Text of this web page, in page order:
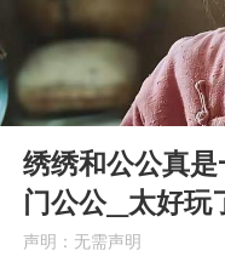
Play
00:00
绣绣和公公真
门公公__太好玩
声明：无需声明